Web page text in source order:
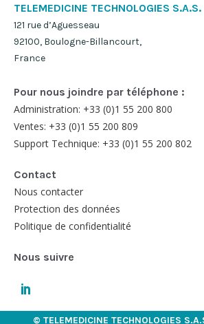
TELEMEDICINE TECHNOLOGIES S.A.S.
121 rue d’Aguesseau
92100, Boulogne-Billancourt,
France
Pour nous joindre par téléphone :
Administration: +33 (0)1 55 200 800
Ventes: +33 (0)1 55 200 809
Support Technique: +33 (0)1 55 200 802
Contact
Nous contacter
Protection des données
Politique de confidentialité
Nous suivre
© TELEMEDICINE TECHNOLOGIES